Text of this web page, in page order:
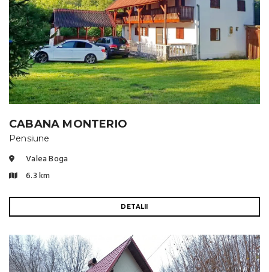
CABANA MONTERIO
Pensiune
Valea Boga
6.3 km
DETALII